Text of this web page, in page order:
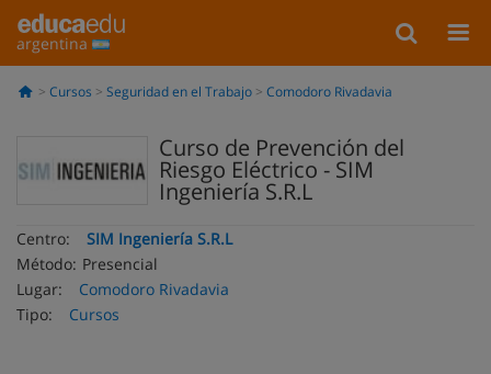
argentina
Cursos Seguridad en el Trabajo Comodoro Rivadavia
Curso de Prevención del
Riesgo Eléctrico - SIM
Ingeniería S.R.L
Centro:
SIM Ingeniería S.R.L
Método: Presencial
Lugar:
Comodoro Rivadavia
Tipo:
Cursos